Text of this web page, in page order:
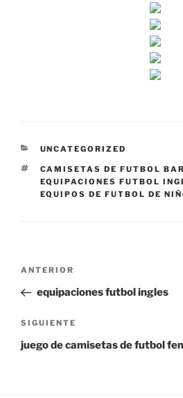
CATEGORÍAS
UNCATEGORIZED
ETIQUETAS
CAMISETAS DE FUTBOL
EQUIPACIONES FUTBOL
EQUIPOS DE FUTBOL DE
Navegación
entradas
Entrada
anterior:
ANTERIOR
equipaciones futbol ingles
Siguiente
entrada
SIGUIENTE
juego de camisetas de futbol